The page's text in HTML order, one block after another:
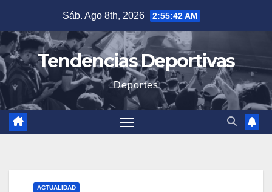
contenido
Sáb. Ago 8th, 2026 2:55:43 AM
Tendencias Deportivas
Deportes
ACTUALIDAD